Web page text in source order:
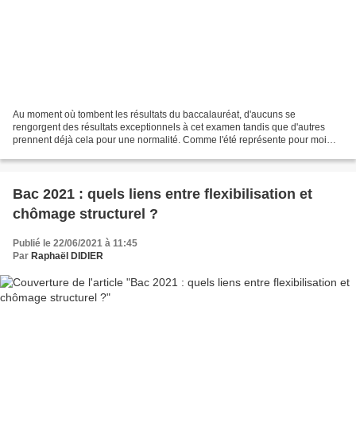
Au moment où tombent les résultats du baccalauréat, d'aucuns se
rengorgent des résultats exceptionnels à cet examen tandis que d'autres
prennent déjà cela pour une normalité. Comme l'été représente pour moi
Bac 2021 : quels liens entre flexibilisation et
chômage structurel ?
Publié le 22/06/2021 à 11:45
Par Raphaël DIDIER